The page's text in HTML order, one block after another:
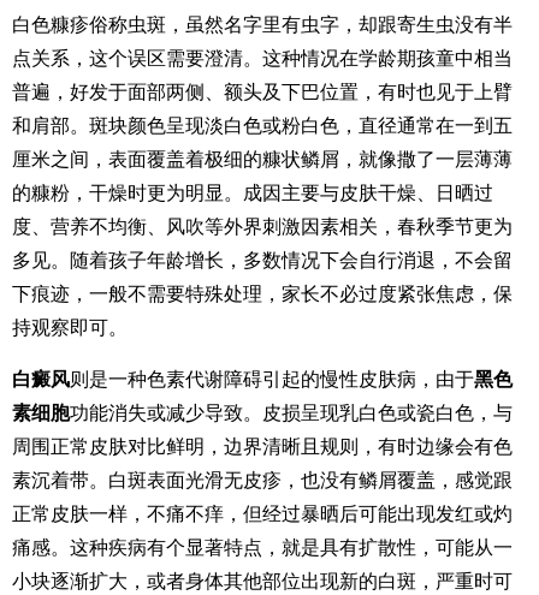
白色糠疹俗称虫斑，虽然名字里有虫字，却跟寄生虫没有半
点关系，这个误区需要澄清。这种情况在学龄期孩童中相当
普遍，好发于面部两侧、额头及下巴位置，有时也见于上臂
和肩部。斑块颜色呈现淡白色或粉白色，直径通常在一到五
厘米之间，表面覆盖着极细的糠状鳞屑，就像撒了一层薄薄
的糠粉，干燥时更为明显。成因主要与皮肤干燥、日晒过
度、营养不均衡、风吹等外界刺激因素相关，春秋季节更为
多见。随着孩子年龄增长，多数情况下会自行消退，不会留
下痕迹，一般不需要特殊处理，家长不必过度紧张焦虑，保
持观察即可。
白癜风则是一种色素代谢障碍引起的慢性皮肤病，由于黑色
素细胞功能消失或减少导致。皮损呈现乳白色或瓷白色，与
周围正常皮肤对比鲜明，边界清晰且规则，有时边缘会有色
素沉着带。白斑表面光滑无皮疹，也没有鳞屑覆盖，感觉跟
正常皮肤一样，不痛不痒，但经过暴晒后可能出现发红或灼
痛感。这种疾病有个显著特点，就是具有扩散性，可能从一
小块逐渐扩大，或者身体其他部位出现新的白斑，严重时可